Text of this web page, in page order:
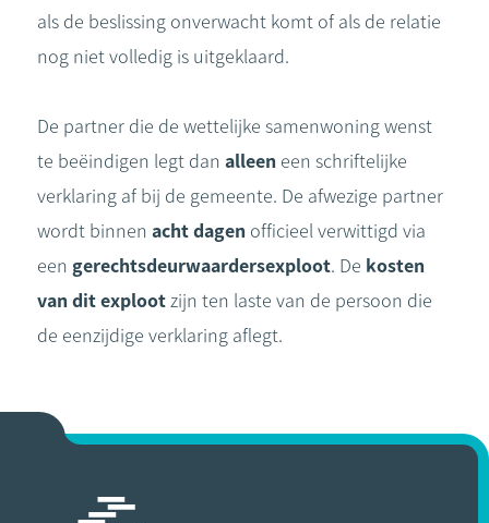
als de beslissing onverwacht komt of als de relatie
nog niet volledig is uitgeklaard.
De partner die de wettelijke samenwoning wenst
te beëindigen legt dan alleen een schriftelijke
verklaring af bij de gemeente. De afwezige partner
wordt binnen acht dagen officieel verwittigd via
een gerechtsdeurwaardersexploot. De kosten
van dit explootzijn ten laste van de persoon die
de eenzijdige verklaring aflegt.